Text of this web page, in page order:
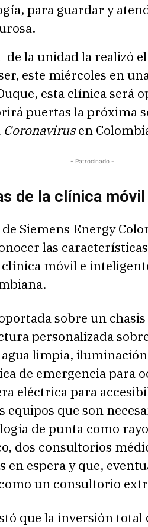
para guardar y
la unidad la realizó el
este miércoles en
esta clínica será
puertas la próxima
Coronavirusen
- Patrocinado -
de la clínica móvil
Siemens Energy
las
móvil e
sobre un
personalizada
limpia,
de emergencia para
eléctrica para
equipos que son
de punta como
dos consultorios
en espera y que,
un consultorio
que la inversión total